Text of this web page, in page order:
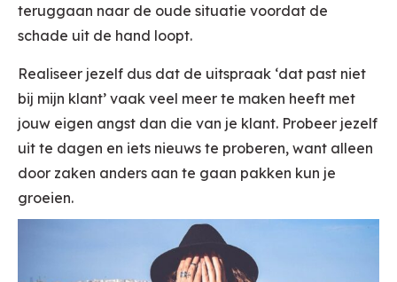
teruggaan naar de oude situatie voordat de
schade uit de hand loopt.
Realiseer jezelf dus dat de uitspraak ‘dat past niet
bij mijn klant’ vaak veel meer te maken heeft met
jouw eigen angst dan die van je klant. Probeer jezelf
uit te dagen en iets nieuws te proberen, want alleen
door zaken anders aan te gaan pakken kun je
groeien.